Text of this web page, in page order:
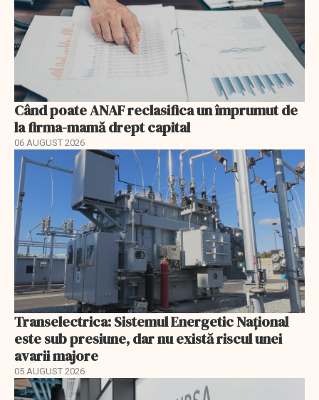
Când poate ANAF reclasifica un împrumut de
la firma-mamă drept capital
06 AUGUST 2026
Transelectrica: Sistemul Energetic Național
este sub presiune, dar nu există riscul unei
avarii majore
05 AUGUST 2026